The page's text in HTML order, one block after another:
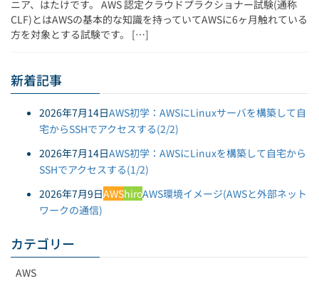
ニア、はたけです。 AWS 認定クラウドプラクショナー試験(通称
CLF)とはAWSの基本的な知識を持っていてAWSに6ヶ月触れている
方を対象とする試験です。 […]
新着記事
2026年7月14日AWS初学：AWSにLinuxサーバを構築して自
宅からSSHでアクセスする(2/2)
2026年7月14日AWS初学：AWSにLinuxを構築して自宅から
SSHでアクセスする(1/2)
2026年7月9日AWShiroAWS環境イメージ(AWSと外部ネット
ワークの通信)
カテゴリー
AWS